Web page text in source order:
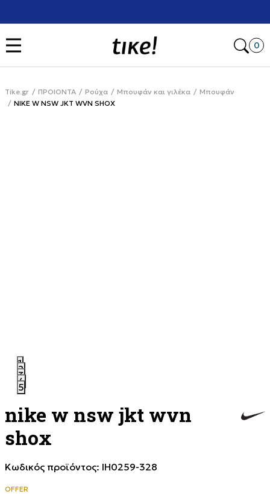
0
Tike.gr ΠΡΟΙΟΝΤΑ Ρούχα Μπουφάν και γιλέκα
Μπουφάν
NIKE W NSW JKT WVN SHOX
1
2
3
4
5
nike w nsw jkt wvn
shox
Κωδικός προϊόντος: IH0259-328
OFFER